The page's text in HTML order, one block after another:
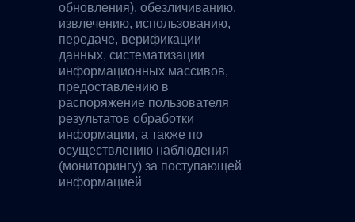
обновления), обезличиванию,
извлечению, использованию,
передаче, верификации
данных, систематизации
информационных массивов,
предоставлению в
распоряжение пользователя
результатов обработки
информации, а также по
осуществлению наблюдения
(мониторингу) за поступающей
информацией